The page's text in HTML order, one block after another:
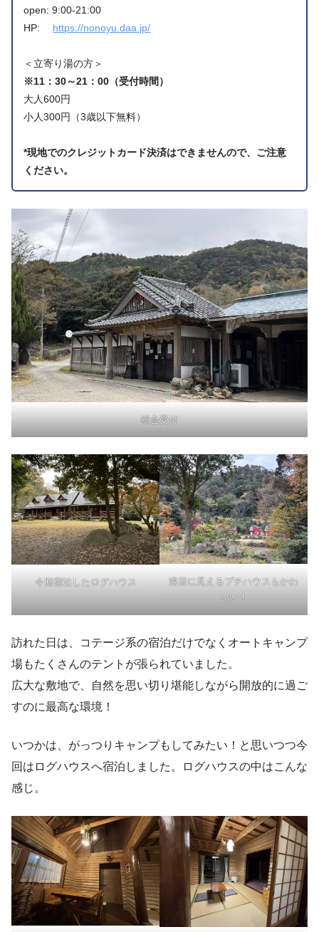
open: 9:00-21:00
HP: https://nonoyu.daa.jp/
＜立寄り湯の方＞
※11：30～21：00（受付時間）
大人600円
小人300円（3歳以下無料）
*現地でのクレジットカード決済はできませんので、ご注意
ください。
総合受付
今回宿泊したログハウス
遠目に見えるプチハウスもかわ
いい！
訪れた日は、コテージ系の宿泊だけでなくオートキャンプ
場もたくさんのテントが張られていました。
広大な敷地で、自然を思い切り堪能しながら開放的に過ご
すのに最高な環境！
いつかは、がっつりキャンプもしてみたい！と思いつつ今
回はログハウスへ宿泊しました。ログハウスの中はこんな
感じ。